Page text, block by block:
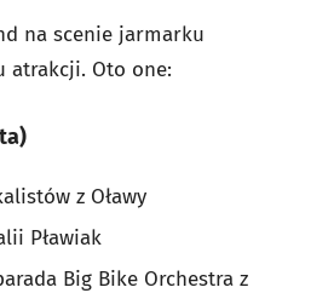
na scenie jarmarku
atrakcji. Oto one:
z Oławy
Pławiak
Big Bike Orchestra z